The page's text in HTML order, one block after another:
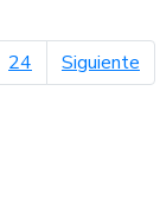
24 Siguiente